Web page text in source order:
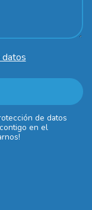
de datos
en el